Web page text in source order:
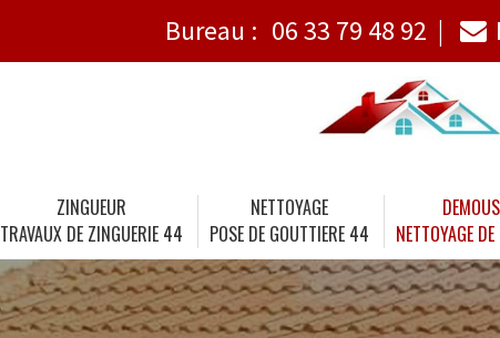
Bureau : 06 33 79 48 92
ZINGUEUR
TRAVAUX DE ZINGUERIE 44
NETTOYAGE
POSE DE GOUTTIERE 44
NETTOYAGE